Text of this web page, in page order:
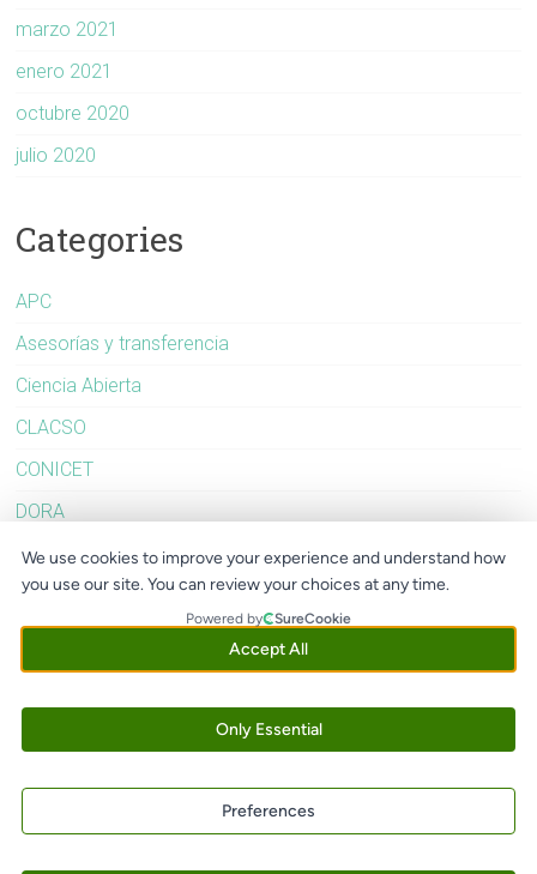
We use cookies to improve your experience and understand how
you use our site. You can review your choices at any time.
Powered by SureCookie
Accept All
Only Essential
Preferences
marzo 2021
enero 2021
octubre 2020
julio 2020
Categories
APC
Asesorías y transferencia
Ciencia Abierta
CLACSO
CONICET
DORA
Evaluación
FOLEC
Latindex
OLIVA